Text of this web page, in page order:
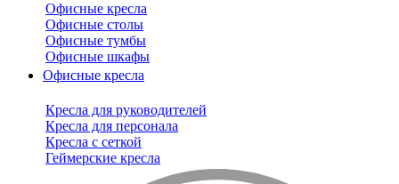
Офисные кресла
Офисные столы
Офисные тумбы
Офисные шкафы
Офисные кресла
Кресла для руководителей
Кресла для персонала
Кресла с сеткой
Геймерские кресла